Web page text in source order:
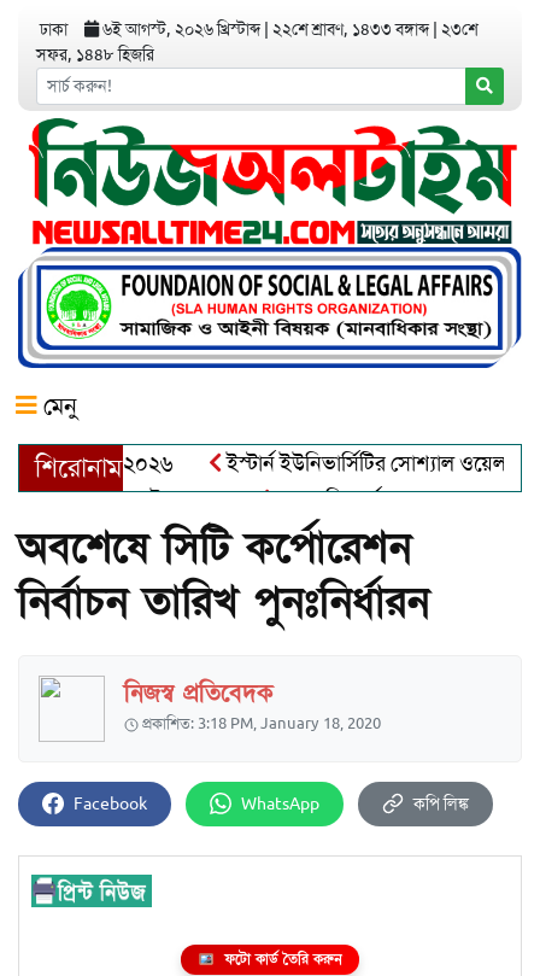
ঢাকা ৬ই আগস্ট, ২০২৬ খ্রিস্টাব্দ ২২শে শ্রাবণ, ১৪৩৩ বঙ্গাব্দ ২৩শে
সফর, ১৪৪৮ হিজরি
মেনু
শিরোনাম
অ্যাওয়ার্ড–২০২৬
ইস্টার্ন ইউনিভার্সিটির সোশ্যাল ওয়েলফেয়ার
খালেক এর ইন্তেকাল
আত্মশুদ্ধি অর্জন ও অশুভকে বর্জন করে
অবশেষে সিটি কর্পোরেশন
নির্বাচন তারিখ পুনঃনির্ধারন
নিজস্ব প্রতিবেদক
প্রকাশিত: 3:18 PM, January 18, 2020
Facebook WhatsApp কপি লিঙ্ক
ফটো কার্ড তৈরি করুন